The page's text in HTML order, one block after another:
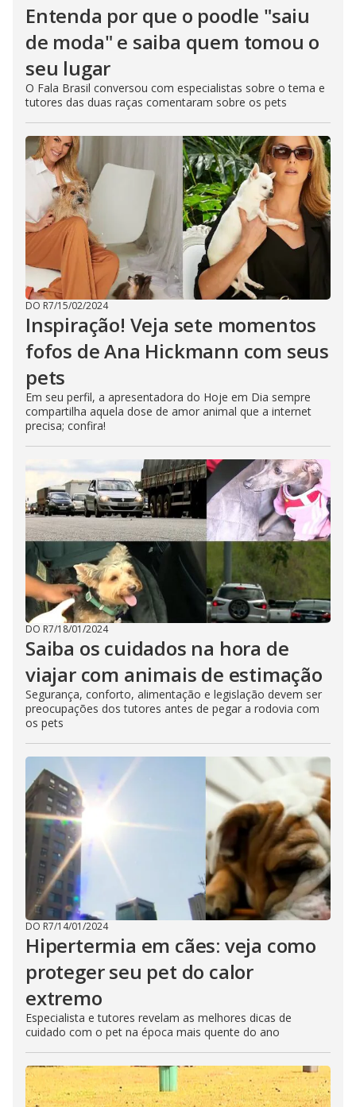
Entenda por que o poodle "saiu
de moda" e saiba quem tomou o
seu lugar
O Fala Brasil conversou com especialistas sobre o tema e
tutores das duas raças comentaram sobre os pets
DO R7/15/02/2024
Inspiração! Veja sete momentos
fofos de Ana Hickmann com seus
pets
Em seu perfil, a apresentadora do Hoje em Dia sempre
compartilha aquela dose de amor animal que a internet
precisa; confira!
DO R7/18/01/2024
Saiba os cuidados na hora de
viajar com animais de estimação
Segurança, conforto, alimentação e legislação devem ser
preocupações dos tutores antes de pegar a rodovia com
os pets
DO R7/14/01/2024
Hipertermia em cães: veja como
proteger seu pet do calor
extremo
Especialista e tutores revelam as melhores dicas de
cuidado com o pet na época mais quente do ano